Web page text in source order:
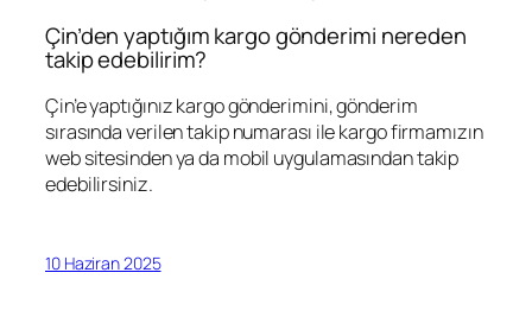
Çin’den yaptığım kargo gönderimi nereden
takip edebilirim?
Çin’e yaptığınız kargo gönderimini, gönderim
sırasında verilen takip numarası ile kargo firmamızın
web sitesinden ya da mobil uygulamasından takip
edebilirsiniz.
10 Haziran 2025